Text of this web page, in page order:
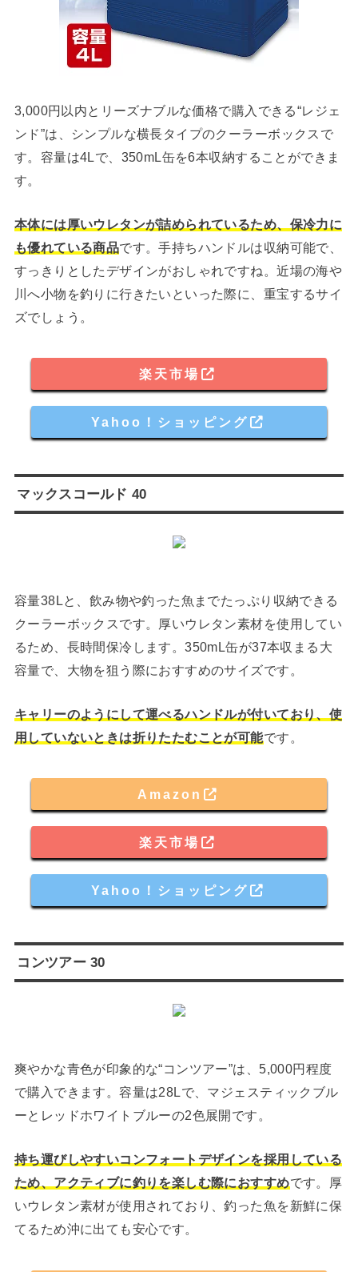
3,000円以内とリーズナブルな価格で購入できる“レジェ
ンド”は、シンプルな横長タイプのクーラーボックスで
す。容量は4Lで、350mL缶を6本収納することができま
す。
本体には厚いウレタンが詰められているため、保冷力に
も優れている商品です。手持ちハンドルは収納可能で、
すっきりとしたデザインがおしゃれですね。近場の海や
川へ小物を釣りに行きたいといった際に、重宝するサイ
ズでしょう。
楽天市場
Yahoo！ショッピング
マックスコールド 40
容量38Lと、飲み物や釣った魚までたっぷり収納できる
クーラーボックスです。厚いウレタン素材を使用してい
るため、長時間保冷します。350mL缶が37本収まる大
容量で、大物を狙う際におすすめのサイズです。
キャリーのようにして運べるハンドルが付いており、使
用していないときは折りたたむことが可能です。
Amazon
楽天市場
Yahoo！ショッピング
コンツアー 30
爽やかな青色が印象的な“コンツアー”は、5,000円程度
で購入できます。容量は28Lで、マジェスティックブル
ーとレッドホワイトブルーの2色展開です。
持ち運びしやすいコンフォートデザインを採用している
ため、アクティブに釣りを楽しむ際におすすめです。厚
いウレタン素材が使用されており、釣った魚を新鮮に保
てるため沖に出ても安心です。